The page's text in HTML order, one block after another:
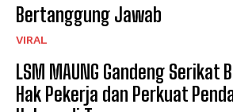
Bertanggung Jawab
VIRAL
LSM MAUNG Gandeng Serikat
Hak Pekerja dan Perkuat